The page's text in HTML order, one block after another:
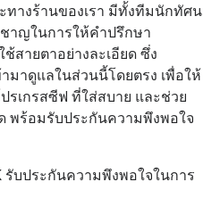
ทางร้านของเรา มีทั้งทีมนักทัศน
าญในการให้คำปรึกษา
สายตาอย่างละเอียด ซึ่ง
มาดูแลในส่วนนี้โดยตรง เพื่อให้
เกรสซีฟ ที่ใส่สบาย และช่วย
ร้อมรับประกันความพึงพอใจ
รับประกันความพึงพอใจในการ